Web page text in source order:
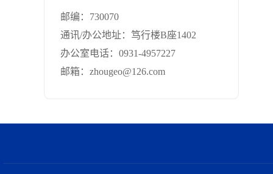
邮编： 730070
通讯/办公地址： 笃行楼B座1402
办公室电话： 0931-4957227
邮箱： zhougeo@126.com